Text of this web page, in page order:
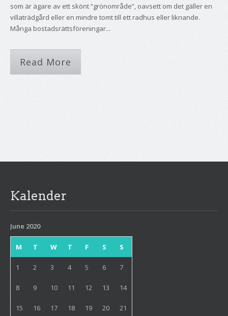
som är ägare av ett skönt “grönområde”, oavsett om det gäller en
villaträdgård eller en mindre tomt till ett radhus eller liknande.
Många bostadsrättsföreningar...
Read More
Kalender
June 2020
M T W T F S S
1 2 3 4 5 6 7
8 9 10 11 12 13 14
15 16 17 18 19 20 21